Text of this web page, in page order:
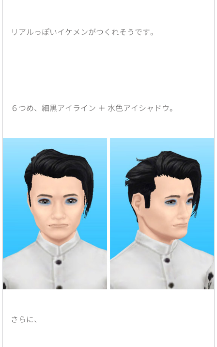
リアルっぽいイケメンがつくれそうです。
６つめ、細黒アイライン ＋ 水色アイシャドウ。
さらに、